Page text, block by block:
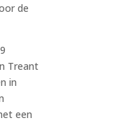
de
Treant
in
een